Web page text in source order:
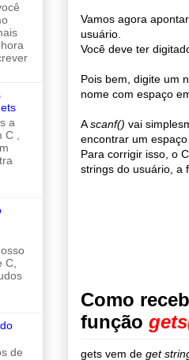
Vamos agora
usuário.
Você deve ter
Pois bem, digite um
nome com espaço
Ascanf() vai
encontrar um
Para corrigir isso, o
strings do usuário, a
Como
função
gets vem de get
a
,
C,
de